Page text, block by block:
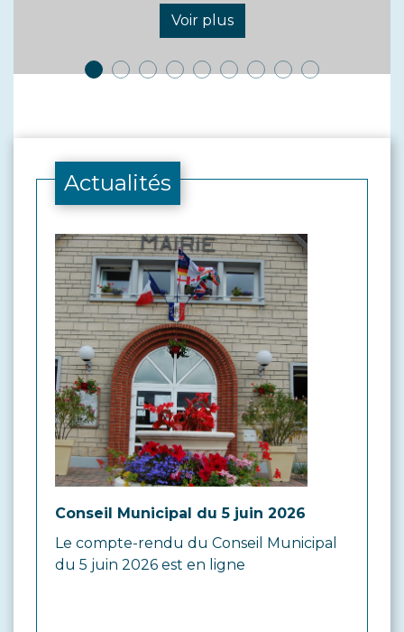
Actualités
Conseil Municipal du 5 juin 2026
Le compte-rendu du Conseil Municipal
du 5 juin 2026 est en ligne